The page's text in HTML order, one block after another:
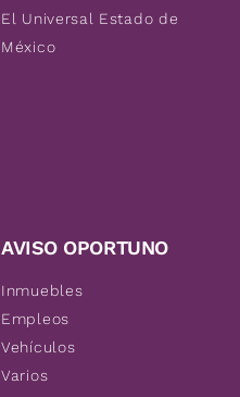
El Universal Estado de
México
AVISO OPORTUNO
Inmuebles
Empleos
Vehículos
Varios